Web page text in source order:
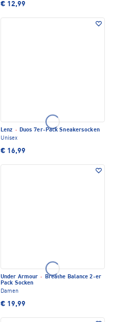
€ 12,99
Lenz · Duos 7er-Pack Sneakersocken
Unisex
€ 16,99
Under Armour ·
Breathe Balance 2-er
Pack Socken
Damen
€ 19,99